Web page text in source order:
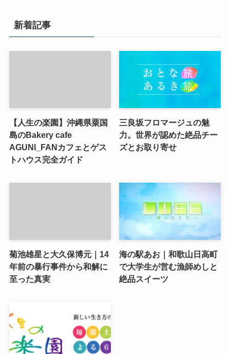
新着記事
【人生の楽園】沖縄県粟国
島のBakery cafe
AGUNI_FANカフェとゲス
トハウス完全ガイド
三良坂フロマージュの魅
力。世界が認めた絶品チー
ズとお取り寄せ
菊池雄星と大久保博元｜14
年前の暴行事件から和解に
至った真実
海の駅あお｜和歌山日高町
で大学生が営む漁師めしと
絶品スイーツ